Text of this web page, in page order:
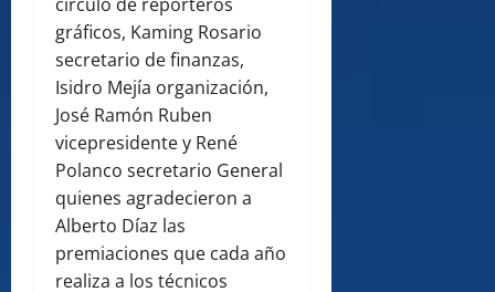
gráficos, Kaming Rosario
secretario de finanzas,
Isidro Mejía organización,
José Ramón Ruben
vicepresidente y René
Polanco secretario General
quienes agradecieron a
Alberto Díaz las
premiaciones que cada año
realiza a los técnicos